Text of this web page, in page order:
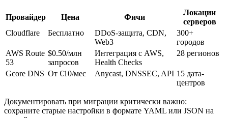
Провайдер Цена Фичи
Локации
серверов
Cloudflare
Бесплатно
DDoS-защита, CDN,
Web3
300+
городов
AWS Route
53
$0.50/млн
запросов
Интеграция с AWS,
Health Checks
28 регионов
Gcore DNS От €10/мес Anycast, DNSSEC, API 15 дата-
центров
Документировать при миграции критически важно:
сохраните старые настройки в формате YAML или JSON на